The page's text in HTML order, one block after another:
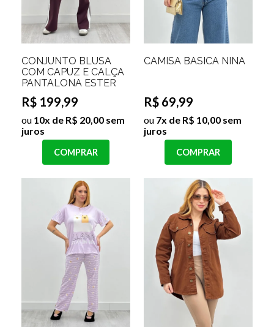
CONJUNTO BLUSA
COM CAPUZ E CALÇA
PANTALONA ESTER
R$ 199,99
ou 10x de R$ 20,00 sem
juros
COMPRAR
CAMISA BASICA NINA
R$ 69,99
ou 7x de R$ 10,00 sem
juros
COMPRAR